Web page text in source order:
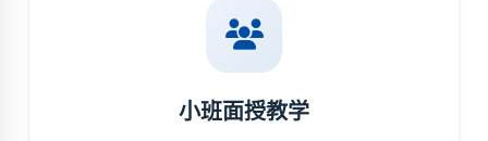
小班面授教学